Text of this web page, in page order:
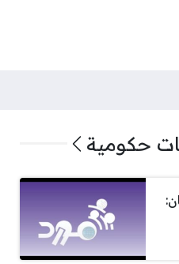
حكومية